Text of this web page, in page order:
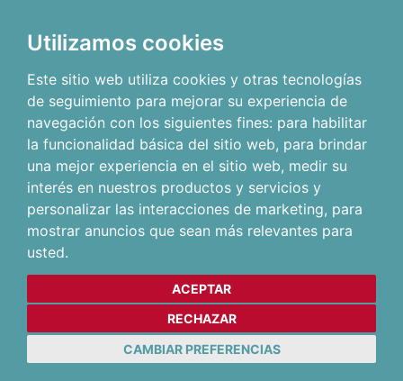
Utilizamos cookies
Este sitio web utiliza cookies y otras tecnologías
de seguimiento para mejorar su experiencia de
navegación con los siguientes fines: para habilitar
la funcionalidad básica del sitio web, para brindar
una mejor experiencia en el sitio web, medir su
interés en nuestros productos y servicios y
personalizar las interacciones de marketing, para
mostrar anuncios que sean más relevantes para
usted.
ACEPTAR
RECHAZAR
CAMBIAR PREFERENCIAS